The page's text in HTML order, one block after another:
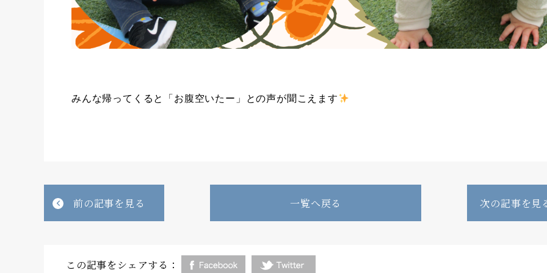
みんな帰ってくると「お腹空いたー」との声が聞こえます
前の記事を見る 一覧へ戻る 次の記事を見
この記事をシェアする：